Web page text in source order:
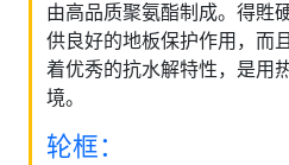
由高品质聚氨酯制成。得貹
供良好的地板保护作用，而
着优秀的抗水解特性，是用
境。
轮框：